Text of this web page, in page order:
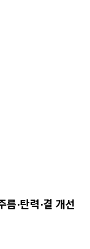
름·탄력·결 개선